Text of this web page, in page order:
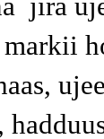
jira